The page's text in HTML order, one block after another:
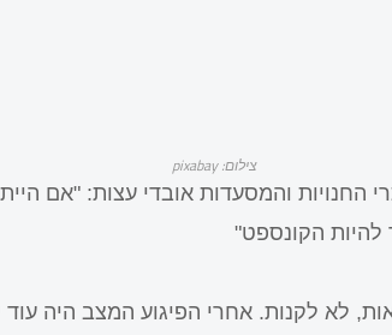
צילום: pixabay
והמסעדות אובדי עצות: "אם
הקונספט"
לא לקנות. אחרי הפיגוע המצב היה עוד